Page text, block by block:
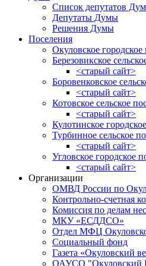
Список депутатов
Депутаты Думы
Решения Думы
Поселения
Окуловское городское
Березовикское
<старый сайт>
Боровенковское
<старый сайт>
Котовское сельское
<старый сайт>
Кулотинское
Турбинное сельское
<старый сайт>
Угловское городское
<старый сайт>
Организации
ОМВД России по
Контрольно-счетная
Комиссия по делам
МКУ «ЕСДДСО»
Отдел МФЦ
Социальный фонд
Газета «Окуловский
ОАУСО